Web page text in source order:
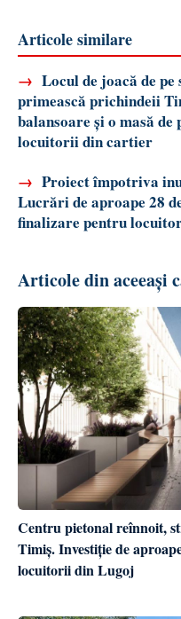
Articole similare
→ Locul de joacă de
primească prichindeii
balansoare și o masă
locuitorii din cartier
→ Proiect împotriva
Lucrări de aproape 28
finalizare pentru
Articole din aceeași
Centru pietonal reînnoit,
Timiș. Investiție de
locuitorii din Lugoj